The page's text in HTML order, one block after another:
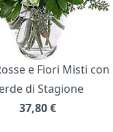
e Fiori Misti con
di Stagione
37,80€